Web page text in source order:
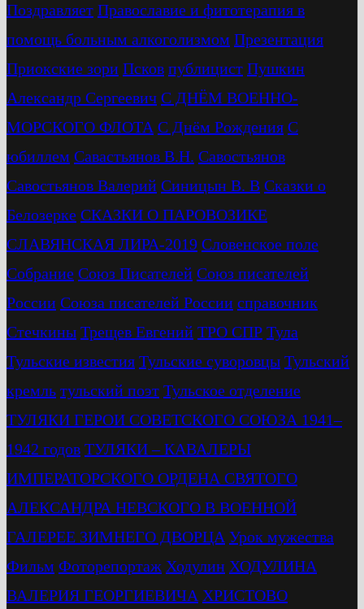
Поздравляет Православие и фитотерапия в
помощь больным алкоголизмом Презентация
Приокские зори Псков публицист Пушкин
Александр Сергеевич С ДНЁМ ВОЕННО-
МОРСКОГО ФЛОТА С Днём Рождения С
юбиллем Савастьянов В.Н. Савостьянов
Савостьянов Валерий Синицын В. В Сказки о
Белозерке СКАЗКИ О ПАРОВОЗИКЕ
СЛАВЯНСКАЯ ЛИРА-2019 Словенское поле
Собрание Союз Писателей Союз писателей
России Союза писателей России справочник
Стечкины Трещев Евгений ТРО СПР Тула
Тульские известия Тульские суворовцы Тульский
кремль тульский поэт Тульское отделение
ТУЛЯКИ ГЕРОИ СОВЕТСКОГО СОЮЗА 1941–
1942 годов ТУЛЯКИ – КАВАЛЕРЫ
ИМПЕРАТОРСКОГО ОРДЕНА СВЯТОГО
АЛЕКСАНДРА НЕВСКОГО В ВОЕННОЙ
ГАЛЕРЕЕ ЗИМНЕГО ДВОРЦА Урок мужества
Фильм Фоторепортаж Ходулин ХОДУЛИНА
ВАЛЕРИЯ ГЕОРГИЕВИЧА ХРИСТОВО